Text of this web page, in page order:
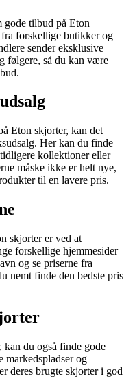
gode tilbud på Eton
forskellige butikker og
sender eksklusive
følgere, så du kan være
Eton skjorter, kan det
Her kan du finde
kollektioner eller
måske ikke er helt nye,
til en lavere pris.
skjorter er ved at
forskellige hjemmesider
og se priserne fra
nemt finde den bedste pris
kan du også finde gode
markedspladser og
deres brugte skjorter i god